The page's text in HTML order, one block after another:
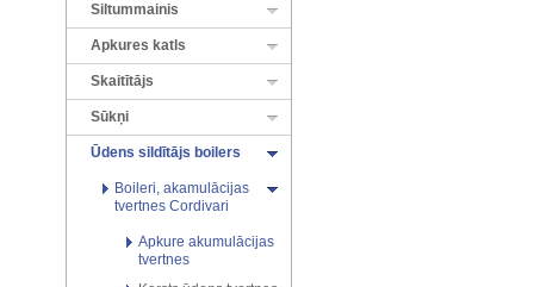
Siltummainis
Apkures katls
Skaitītājs
Sūkņi
Ūdens sildītājs boilers
Boileri, akamulācijas
tvertnes Cordivari
Apkure akumulācijas
tvertnes